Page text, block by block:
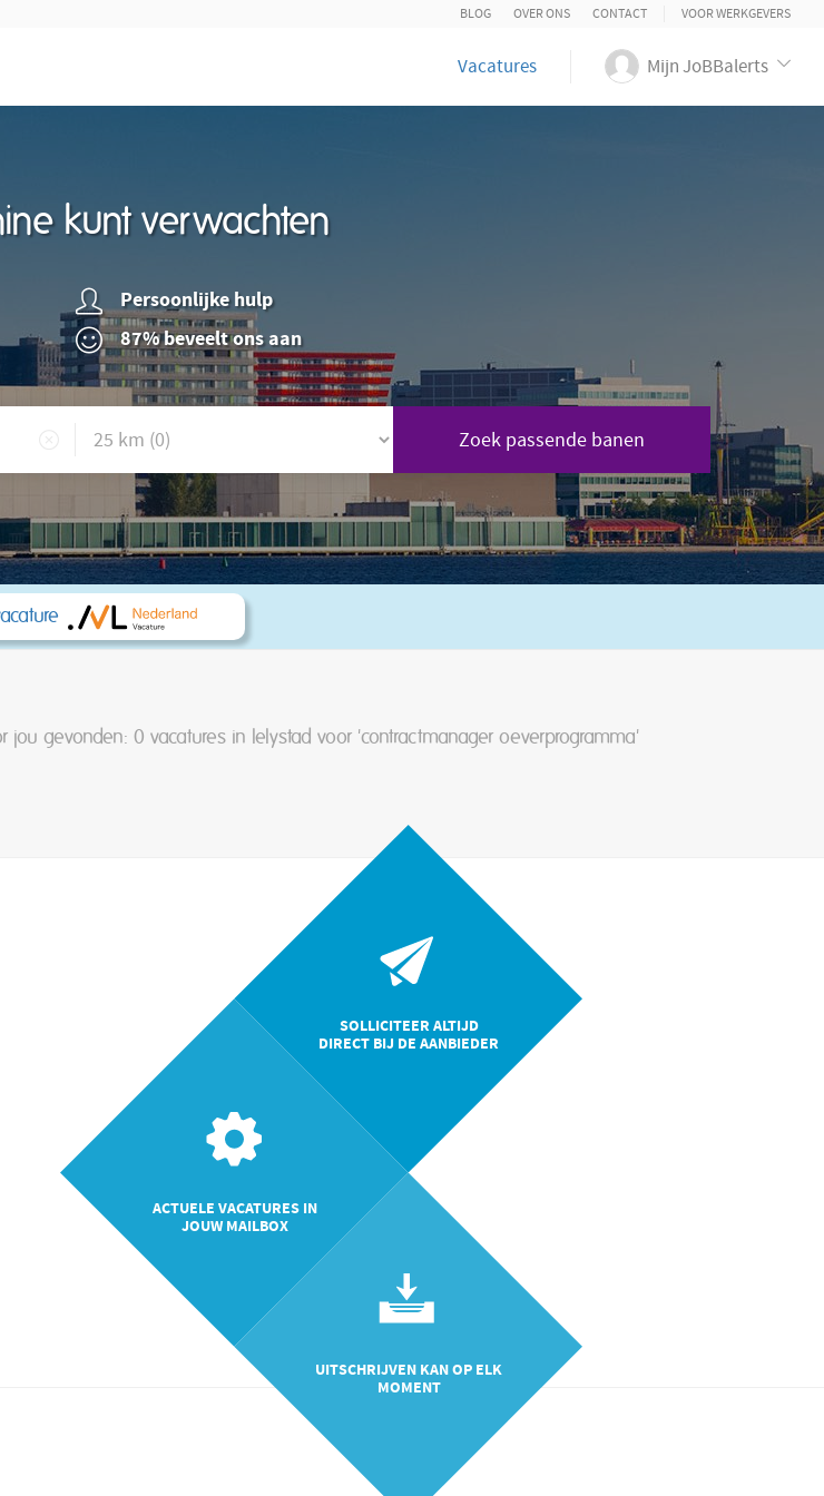
BLOG OVER ONS CONTACT VOOR WERKGEVERS
Vacatures Mijn JoBBalerts
kunt verwachten
Persoonlijke hulp
87% beveelt ons aan
Zoek passende banen
jou gevonden: 0 vacatures in lelystad voor 'contractmanager oeverprogramma'
SOLLICITEER ALTIJD
DIRECT BIJ DE AANBIEDER
ACTUELE VACATURES IN
JOUW MAILBOX
UITSCHRIJVEN KAN OP ELK
MOMENT